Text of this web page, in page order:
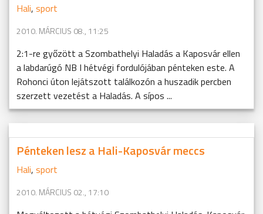
Hali, sport
2010. MÁRCIUS 08., 11:25
2:1-re győzött a Szombathelyi Haladás a Kaposvár ellen
a labdarúgó NB I hétvégi fordulójában pénteken este. A
Rohonci úton lejátszott találkozón a huszadik percben
szerzett vezetést a Haladás. A sípos ...
Pénteken lesz a Hali-Kaposvár meccs
Hali, sport
2010. MÁRCIUS 02., 17:10